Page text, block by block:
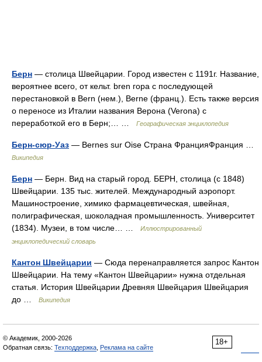
Берн — столица Швейцарии. Город известен с 1191г. Название,
вероятнее всего, от кельт. bren гора с последующей
перестановкой в Bern (нем.), Berne (франц.). Есть также версия
о переносе из Италии названия Верона (Verona) с
переработкой его в Берн;… …
Географическая энциклопедия
Берн-сюр-Уаз — Bernes sur Oise Страна ФранцияФранция …
Википедия
Берн — Берн. Вид на старый город. БЕРН, столица (с 1848)
Швейцарии. 135 тыс. жителей. Международный аэропорт.
Машиностроение, химико фармацевтическая, швейная,
полиграфическая, шоколадная промышленность. Университет
(1834). Музеи, в том числе… …
Иллюстрированный
энциклопедический словарь
Кантон Швейцарии — Сюда перенаправляется запрос Кантон
Швейцарии. На тему «Кантон Швейцарии» нужна отдельная
статья. История Швейцарии Древняя Швейцария Швейцария
до …
Википедия
18+
© Академик, 2000-2026
Обратная связь: Техподдержка Реклама на сайте